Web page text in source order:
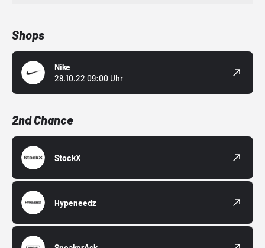
Shops
Nike
28.10.22 09:00 Uhr
2nd Chance
StockX
Hypeneedz